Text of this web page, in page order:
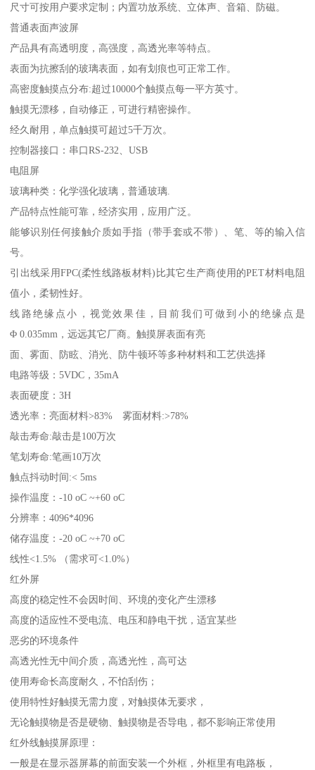
尺寸可按用户要求定制；内置功放系统、立体声、音箱、防磁。
普通表面声波屏
产品具有高透明度，高强度，高透光率等特点。
表面为抗擦刮的玻璃表面，如有划痕也可正常工作。
高密度触摸点分布:超过10000个触摸点每一平方英寸。
触摸无漂移，自动修正，可进行精密操作。
经久耐用，单点触摸可超过5千万次。
控制器接口：串口RS-232、USB
电阻屏
玻璃种类：化学强化玻璃，普通玻璃.
产品特点性能可靠，经济实用，应用广泛。
能够识别任何接触介质如手指（带手套或不带）、笔、等的输入信
号。
引出线采用FPC(柔性线路板材料)比其它生产商使用的PET材料电阻
值小，柔韧性好。
线路绝缘点小，视觉效果佳，目前我们可做到小的绝缘点是
Φ 0.035mm，远远其它厂商。触摸屏表面有亮
面、雾面、防眩、消光、防牛顿环等多种材料和工艺供选择
电路等级：5VDC，35mA
表面硬度：3H
透光率：亮面材料>83% 雾面材料:>78%
敲击寿命:敲击是100万次
笔划寿命:笔画10万次
触点抖动时间:< 5ms
操作温度：-10 oC ~+60 oC
分辨率：4096*4096
储存温度：-20 oC ~+70 oC
线性<1.5% （需求可<1.0%）
红外屏
高度的稳定性不会因时间、环境的变化产生漂移
高度的适应性不受电流、电压和静电干扰，适宜某些
恶劣的环境条件
高透光性无中间介质，高透光性，高可达
使用寿命长高度耐久，不怕刮伤；
使用特性好触摸无需力度，对触摸体无要求，
无论触摸物是否是硬物、触摸物是否导电，都不影响正常使用
红外线触摸屏原理：
一般是在显示器屏幕的前面安装一个外框，外框里有电路板，